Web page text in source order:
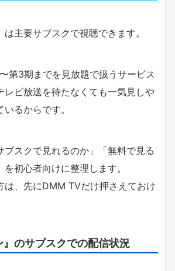
は主要サブスクで視聴できます。
第3期までを見放題で扱うサービス
レビ放送を待たなくても一気見しや
るからです。
ブスクで見れるのか」「無料で見る
初心者向けに整理します。
は、先にDMM TVだけ押さえておけ
』のサブスクでの配信状況